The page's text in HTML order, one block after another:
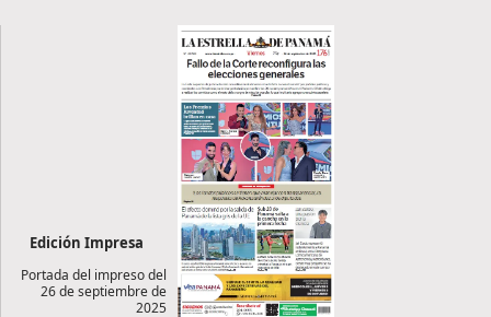
Edición Impresa
Portada del impreso del
26 de septiembre de
2025